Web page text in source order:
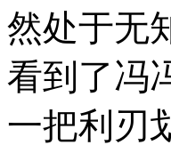
然处于无
看到了冯
一把利刃